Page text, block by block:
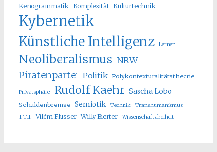
Kenogrammatik Komplexität Kulturtechnik
Kybernetik
Künstliche Intelligenz Lernen
Neoliberalismus NRW
Piratenpartei Politik Polykontexturalitätstheorie
Privatsphäre Rudolf Kaehr Sascha Lobo
Schuldenbremse Semiotik Technik
Transhumanismus
TTIP
Vilém Flusser Willy Bierter Wissenschaftsfreiheit